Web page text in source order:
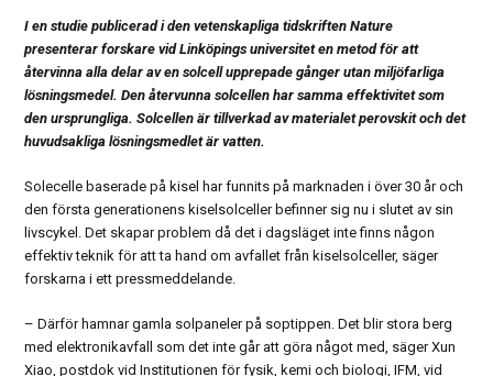
I en studie publicerad i den vetenskapliga tidskriften Nature
presenterar forskare vid Linköpings universitet en metod för att
återvinna alla delar av en solcell upprepade gånger utan miljöfarliga
lösningsmedel. Den återvunna solcellen har samma effektivitet som
den ursprungliga. Solcellen är tillverkad av materialet perovskit och det
huvudsakliga lösningsmedlet är vatten.
Solecelle baserade på kisel har funnits på marknaden i över 30 år och
den första generationens kiselsolceller befinner sig nu i slutet av sin
livscykel. Det skapar problem då det i dagsläget inte finns någon
effektiv teknik för att ta hand om avfallet från kiselsolceller, säger
forskarna i ett pressmeddelande.
– Därför hamnar gamla solpaneler på soptippen. Det blir stora berg
med elektronikavfall som det inte går att göra något med, säger Xun
Xiao, postdok vid Institutionen för fysik, kemi och biologi, IFM, vid